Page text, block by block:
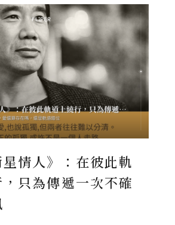
星情人》：在彼此軌
只為傳遞一次不確